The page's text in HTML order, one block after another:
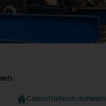
Consultatioun doheem